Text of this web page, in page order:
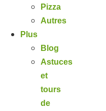
Pizza
Autres
Plus
Blog
Astuces
et
tours
de